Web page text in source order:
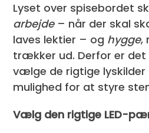
Lyset over spisebordet
arbejde– når der skal
laves lektier – og hygge,
trækker ud. Derfor er
vælge de rigtige lyskilder
mulighed for at styre
Vælg den rigtige LED-